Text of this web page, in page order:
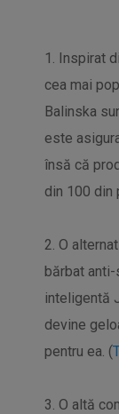
1. Inspirat
cea mai
Balinska
este
însă că
din 100 din
2. O
bărbat
inteligentă
devine
pentru ea. (
3. O altă